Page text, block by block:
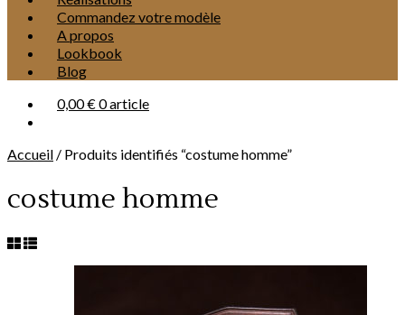
Commandez votre modèle
A propos
Lookbook
Blog
0,00 €0 article
Accueil / Produits identifiés “costume homme”
costume homme